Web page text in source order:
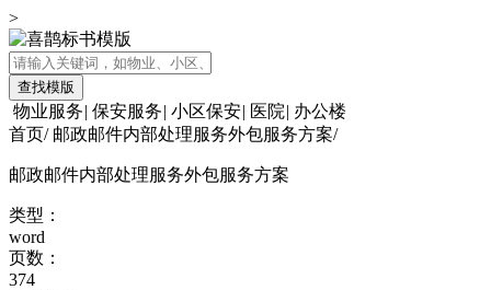
>
查找模版
物业服务| 保安服务| 小区保安| 医院| 办公楼
首页/ 邮政邮件内部处理服务外包服务方案/
邮政邮件内部处理服务外包服务方案
类型：
word
页数：
374